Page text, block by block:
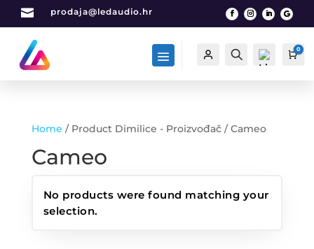
 prodaja@ledaudio.hr
Račun Traži
0
0
Home / Product Dimilice - Proizvođač / Cameo
Cameo
No products were found matching your
selection.